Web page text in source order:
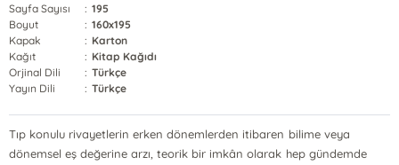
Sayfa Sayısı
: 195
Boyut
: 160x195
Kapak
: Karton
Kağıt
: Kitap Kağıdı
Orjinal Dili
: Türkçe
Yayın Dili
: Türkçe
Tıp konulu rivayetlerin erken dönemlerden itibaren bilime veya
dönemsel eş değerine arzı, teorik bir imkân olarak hep gündemde